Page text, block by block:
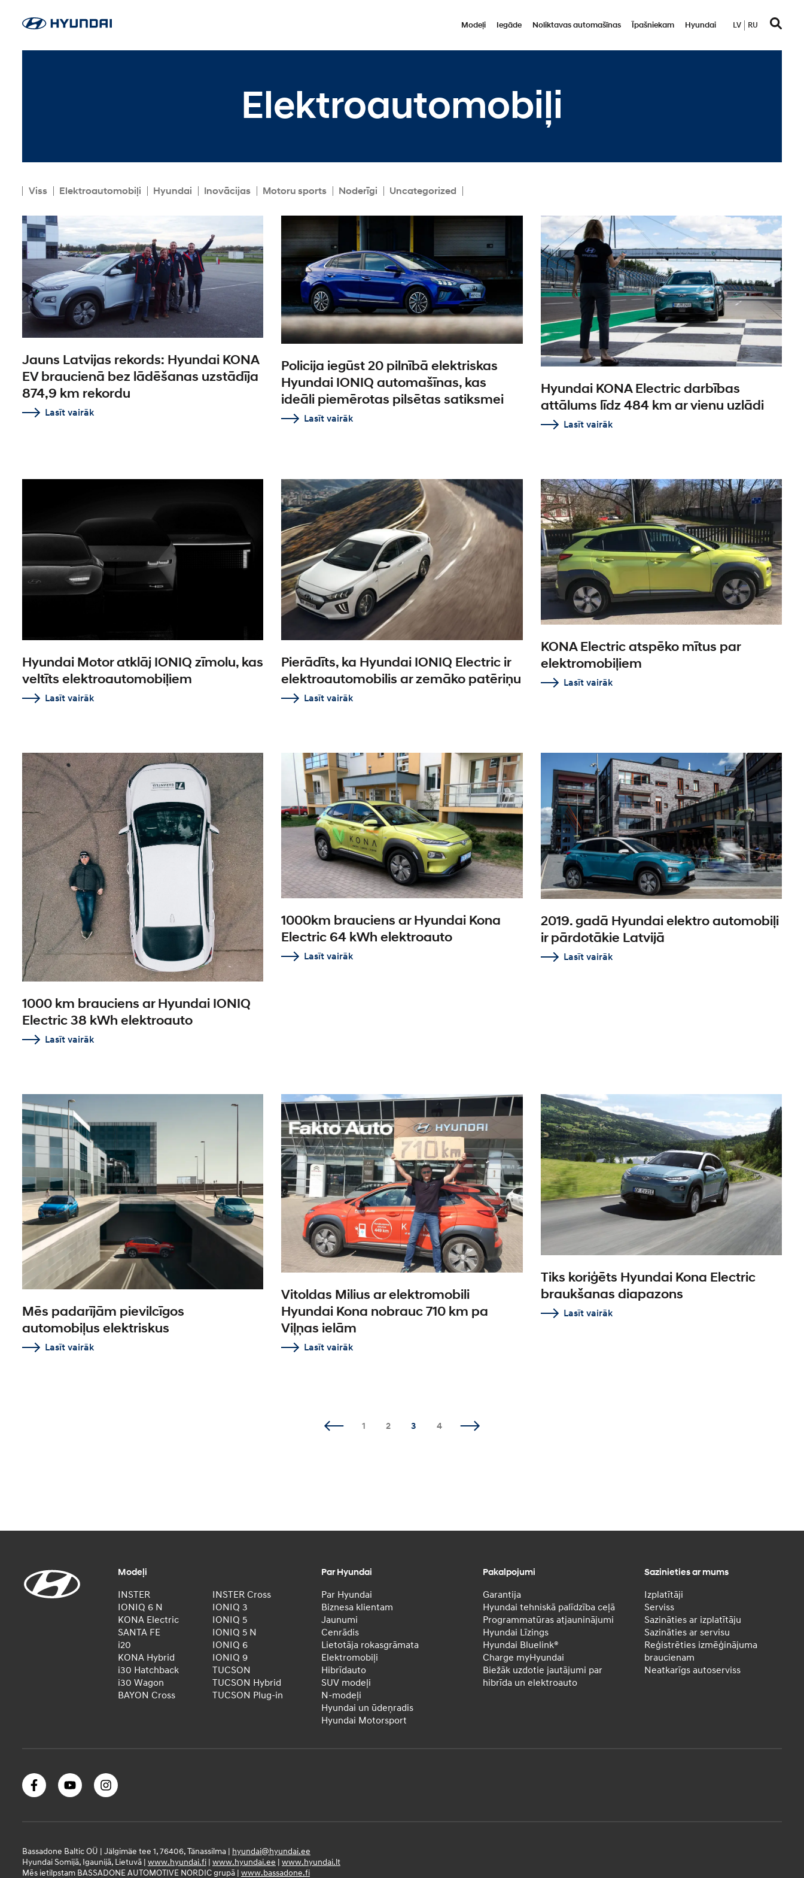
Modeļi Iegāde Noliktavas automašīnas Īpašniekam Hyundai LV RU
Elektroautomobiļi
Viss Elektroautomobiļi Hyundai Inovācijas Motoru sports Noderīgi Uncategorized
Jauns Latvijas rekords: Hyundai KONA
EV braucienā bez lādēšanas uzstādīja
874,9 km rekordu
Lasīt vairāk
Policija iegūst 20 pilnībā elektriskas
Hyundai IONIQ automašīnas, kas
ideāli piemērotas pilsētas satiksmei
Lasīt vairāk
Hyundai KONA Electric darbības
attālums līdz 484 km ar vienu uzlādi
Lasīt vairāk
Hyundai Motor atklāj IONIQ zīmolu, kas
veltīts elektroautomobiļiem
Lasīt vairāk
Pierādīts, ka Hyundai IONIQ Electric ir
elektroautomobilis ar zemāko patēriņu
Lasīt vairāk
KONA Electric atspēko mītus par
elektromobiļiem
Lasīt vairāk
1000 km brauciens ar Hyundai IONIQ
Electric 38 kWh elektroauto
Lasīt vairāk
1000km brauciens ar Hyundai Kona
Electric 64 kWh elektroauto
Lasīt vairāk
2019. gadā Hyundai elektro automobiļi
ir pārdotākie Latvijā
Lasīt vairāk
Mēs padarījām pievilcīgos
automobiļus elektriskus
Lasīt vairāk
Vitoldas Milius ar elektromobili
Hyundai Kona nobrauc 710 km pa
Viļņas ielām
Lasīt vairāk
Tiks koriģēts Hyundai Kona Electric
braukšanas diapazons
Lasīt vairāk
1 2 3 4
Modeļi
INSTER
IONIQ 6 N
KONA Electric
SANTA FE
i20
KONA Hybrid
i30 Hatchback
i30 Wagon
BAYON Cross
INSTER Cross
IONIQ 3
IONIQ 5
IONIQ 5 N
IONIQ 6
IONIQ 9
TUCSON
TUCSON Hybrid
TUCSON Plug-in
Par Hyundai
Par Hyundai
Biznesa klientam
Jaunumi
Cenrādis
Lietotāja rokasgrāmata
Elektromobiļi
Hibrīdauto
SUV modeļi
N-modeļi
Hyundai un ūdeņradis
Hyundai Motorsport
Pakalpojumi
Garantija
Hyundai tehniskā palīdzība ceļā
Programmatūras atjauninājumi
Hyundai Līzings
Hyundai Bluelink®
Charge myHyundai
Biežāk uzdotie jautājumi par
hibrīda un elektroauto
Sazinieties ar mums
Izplatītāji
Serviss
Sazināties ar izplatītāju
Sazināties ar servisu
Reģistrēties izmēģinājuma
braucienam
Neatkarīgs autoserviss
Bassadone Baltic OÜ | Jälgimäe tee 1, 76406, Tänassilma | hyundai@hyundai.ee
Hyundai Somijā, Igaunijā, Lietuvā | www.hyundai.fi | www.hyundai.ee | www.hyundai.lt
Mēs ietilpstam BASSADONE AUTOMOTIVE NORDIC grupā | www.bassadone.fi